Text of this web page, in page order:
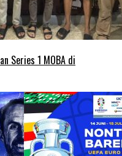
Series 1 MOBA di